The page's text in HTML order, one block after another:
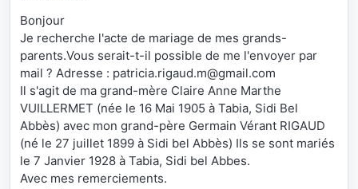
Bonjour
Je recherche l'acte de mariage de mes grands-
parents.Vous serait-t-il possible de me l'envoyer par
mail ? Adresse : patricia.rigaud.m@gmail.com
Il s'agit de ma grand-mère Claire Anne Marthe
VUILLERMET (née le 16 Mai 1905 à Tabia, Sidi Bel
Abbès) avec mon grand-père Germain Vérant RIGAUD
(né le 27 juillet 1899 à Sidi bel Abbès) Ils se sont mariés
le 7 Janvier 1928 à Tabia, Sidi bel Abbes.
Avec mes remerciements.